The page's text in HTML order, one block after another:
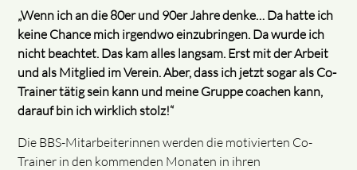
„Wenn ich an die 80er und 90er Jahre denke… Da hatte ich
keine Chance mich irgendwo einzubringen. Da wurde ich
nicht beachtet. Das kam alles langsam. Erst mit der Arbeit
und als Mitglied im Verein. Aber, dass ich jetzt sogar als Co-
Trainer tätig sein kann und meine Gruppe coachen kann,
darauf bin ich wirklich stolz!“
Die BBS-Mitarbeiterinnen werden die motivierten Co-
Trainer in den kommenden Monaten in ihren